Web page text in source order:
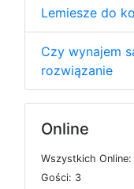
Lemiesze do
Czy wynajem
rozwiązanie
Online
Wszystkich Online:
Gości: 3